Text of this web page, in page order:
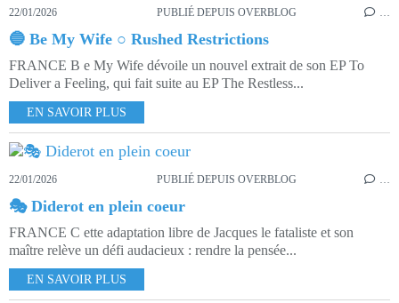
22/01/2026 PUBLIÉ DEPUIS OVERBLOG
🔵 Be My Wife ○ Rushed Restrictions
FRANCE B e My Wife dévoile un nouvel extrait de son EP To
Deliver a Feeling, qui fait suite au EP The Restless...
EN SAVOIR PLUS
22/01/2026 PUBLIÉ DEPUIS OVERBLOG …
🎭 Diderot en plein coeur
FRANCE C ette adaptation libre de Jacques le fataliste et son
maître relève un défi audacieux : rendre la pensée...
EN SAVOIR PLUS